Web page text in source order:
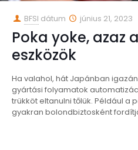
BFSI dátum június 21, 2023
Poka yoke, azaz
eszközök
Ha valahol, hát Japánban
gyártási folyamatok
trükköt eltanulni tőlük. Például a
gyakran bolondbiztosként